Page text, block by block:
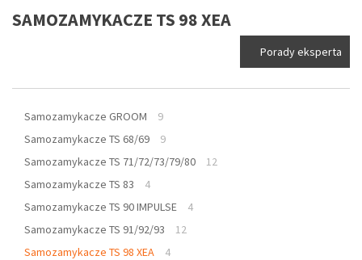
SAMOZAMYKACZE TS 98 XEA
Porady eksperta
Samozamykacze GROOM
9
Samozamykacze TS 68/69
9
Samozamykacze TS 71/72/73/79/80
12
Samozamykacze TS 83
4
Samozamykacze TS 90 IMPULSE
4
Samozamykacze TS 91/92/93
12
Samozamykacze TS 98 XEA
4